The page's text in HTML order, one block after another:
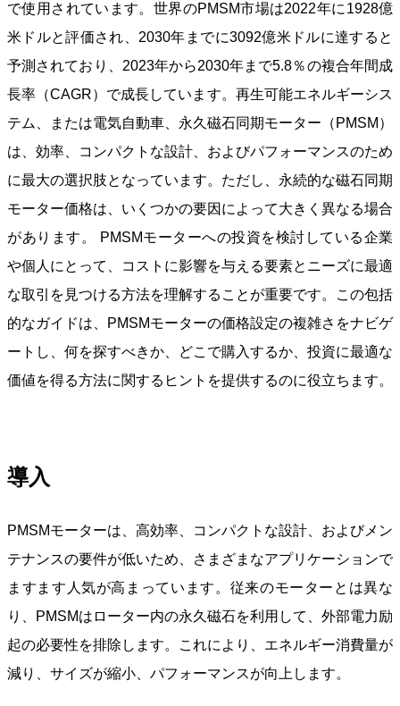
で使用されています。世界のPMSM市場は2022年に1928億
米ドルと評価され、2030年までに3092億米ドルに達すると
予測されており、2023年から2030年まで5.8％の複合年間成
長率（CAGR）で成長しています。再生可能エネルギーシス
テム、または電気自動車、永久磁石同期モーター（PMSM）
は、効率、コンパクトな設計、およびパフォーマンスのため
に最大の選択肢となっています。ただし、永続的な磁石同期
モーター価格は、いくつかの要因によって大きく異なる場合
があります。 PMSMモーターへの投資を検討している企業
や個人にとって、コストに影響を与える要素とニーズに最適
な取引を見つける方法を理解することが重要です。この包括
的なガイドは、PMSMモーターの価格設定の複雑さをナビゲ
ートし、何を探すべきか、どこで購入するか、投資に最適な
価値を得る方法に関するヒントを提供するのに役立ちます。
導入
PMSMモーターは、高効率、コンパクトな設計、およびメン
テナンスの要件が低いため、さまざまなアプリケーションで
ますます人気が高まっています。従来のモーターとは異な
り、PMSMはローター内の永久磁石を利用して、外部電力励
起の必要性を排除します。これにより、エネルギー消費量が
減り、サイズが縮小、パフォーマンスが向上します。